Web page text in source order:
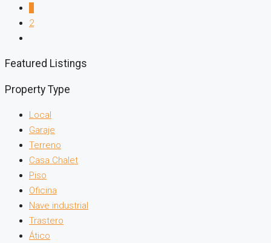
2
Featured Listings
Property Type
Local
Garaje
Terreno
Casa Chalet
Piso
Oficina
Nave industrial
Trastero
Ático